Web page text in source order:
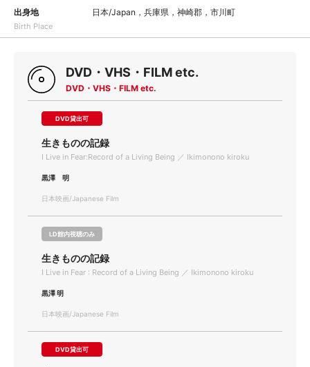
出身地
Birth Place
日本/Japan，兵庫県，神崎郡，市川町
DVD・VHS・FILM etc.
DVD・VHS・FILM etc.
DVD貸出可
生きものの記録
I Live in Fear:Record of a Living Being ／ Ikimonono kiroku
黒澤 明
日本映画/Japanese Film
LD館内視聴のみ
生きものの記録
I Live in Fear : Record of a Living Being ／ Ikimonono kiroku
黒澤 明
日本映画/Japanese Film
DVD貸出可